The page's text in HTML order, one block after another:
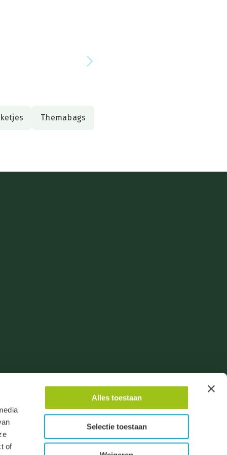
of
Alles toestaan
Selectie toestaan
Themabags